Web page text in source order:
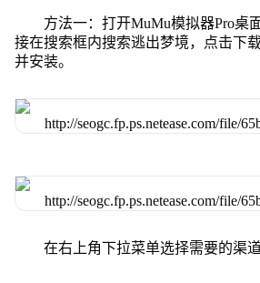
方法一：打开MuMu模拟器Pro桌
接在搜索框内搜索逃出梦境，点击下
并安装。
在右上角下拉菜单选择需要的渠